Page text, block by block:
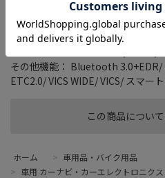
この商品につい
タイプ： 一体型(2DIN)
画面サイズ： 7 型
記録メディアタイプ： メモリ
その他機能： Bluetooth
ETC2.0/ VICS WIDE/ VICS/ スマー
ホーム > 車用品・バイク用品
> 車用 カーナビ・カーエレクトロニクス